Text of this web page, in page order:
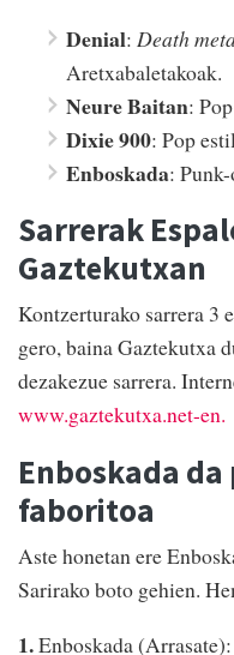
Denial: Death
Aretxabaletakoak.
Neure Baitan:
Dixie 900: Pop
Enboskada:
Sarrerak
Gaztekutxan
Kontzerturako sarrera 3
gero, baina Gaztekutxa
dezakezue sarrera.
www.gaztekutxa.net-en.
Enboskada
faboritoa
Aste honetan ere
Sarirako boto gehien.
1.Enboskada